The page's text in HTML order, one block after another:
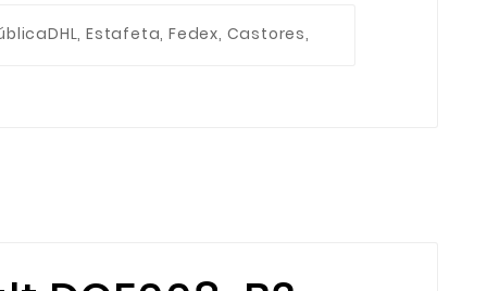
DHL, Estafeta, Fedex, Castores,